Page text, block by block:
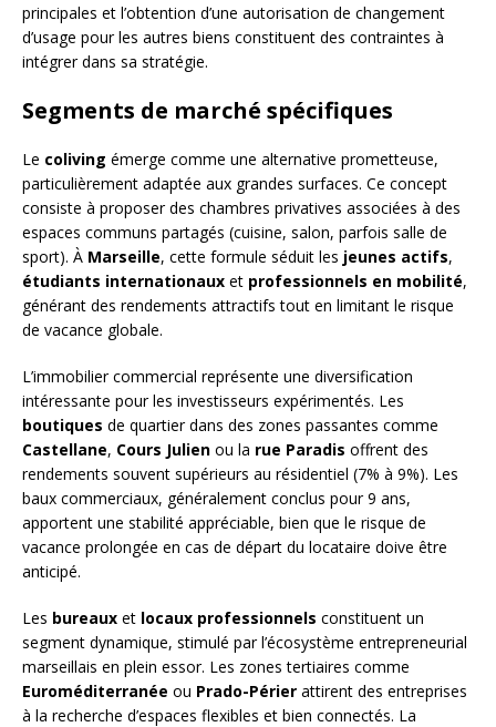
principales et l’obtention d’une autorisation de changement
d’usage pour les autres biens constituent des contraintes à
intégrer dans sa stratégie.
Segments de marché spécifiques
Le coliving émerge comme une alternative prometteuse,
particulièrement adaptée aux grandes surfaces. Ce concept
consiste à proposer des chambres privatives associées à des
espaces communs partagés (cuisine, salon, parfois salle de
sport). À Marseille, cette formule séduit les jeunes actifs,
étudiants internationaux et professionnels en mobilité,
générant des rendements attractifs tout en limitant le risque
de vacance globale.
L’immobilier commercial représente une diversification
intéressante pour les investisseurs expérimentés. Les
boutiques de quartier dans des zones passantes comme
Castellane, Cours Julien ou la rue Paradis offrent des
rendements souvent supérieurs au résidentiel (7% à 9%). Les
baux commerciaux, généralement conclus pour 9 ans,
apportent une stabilité appréciable, bien que le risque de
vacance prolongée en cas de départ du locataire doive être
anticipé.
Les bureaux et locaux professionnels constituent un
segment dynamique, stimulé par l’écosystème entrepreneurial
marseillais en plein essor. Les zones tertiaires comme
Euroméditerranée ou Prado-Périer attirent des entreprises
à la recherche d’espaces flexibles et bien connectés. La